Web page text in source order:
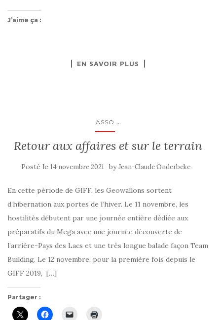
J’aime ça :
EN SAVOIR PLUS
ASSO ...
Retour aux affaires et sur le terrain
Posté le 14 novembre 2021 byJean-Claude Onderbeke
En cette période de GIFF, les Geowallons sortent
d’hibernation aux portes de l’hiver. Le 11 novembre, les
hostilités débutent par une journée entière dédiée aux
préparatifs du Mega avec une journée découverte de
l’arrière-Pays des Lacs et une très longue balade façon Team
Building. Le 12 novembre, pour la première fois depuis le
GIFF 2019, […]
Partager :